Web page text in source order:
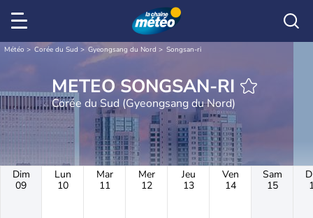
Météo Corée du Sud Gyeongsang du Nord Songsan-ri
METEO SONGSAN-RI
Corée du Sud (Gyeongsang du Nord)
Dim
09
Lun
10
Mar
11
Mer
12
Jeu
13
Ven
14
Sam
15